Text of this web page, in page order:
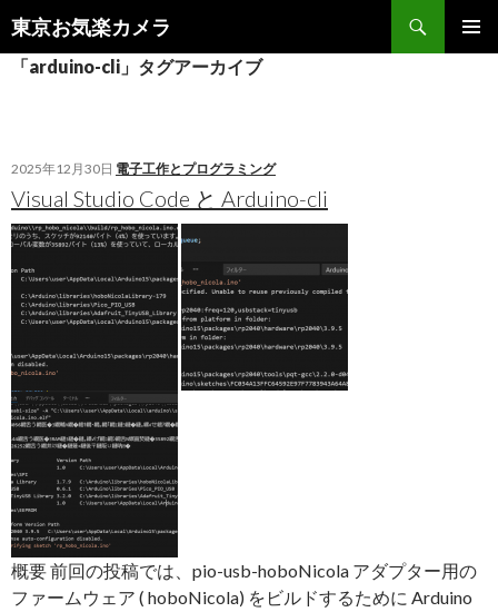
東京お気楽カメラ
検
索
ン
へ
キ
ッ
「arduino-cli」タグアーカイブ
2025年12月30日 電子工作とプログラミング
Visual Studio Code と Arduino-cli
概要 前回の投稿では、pio-usb-hoboNicola アダプター用の
ファームウェア ( hoboNicola) をビルドするために Arduino